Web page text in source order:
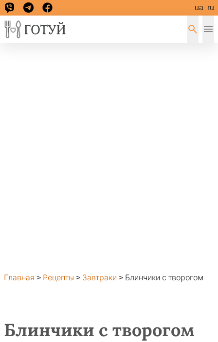
ua ru
Главная > Рецепты > Завтраки > Блинчики с творогом
Блинчики с творогом